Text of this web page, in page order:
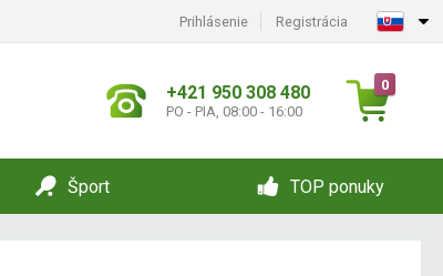
Prihlásenie Registrácia
+421 950 308 480
PO - PIA, 08:00 - 16:00
0
Šport TOP ponuky